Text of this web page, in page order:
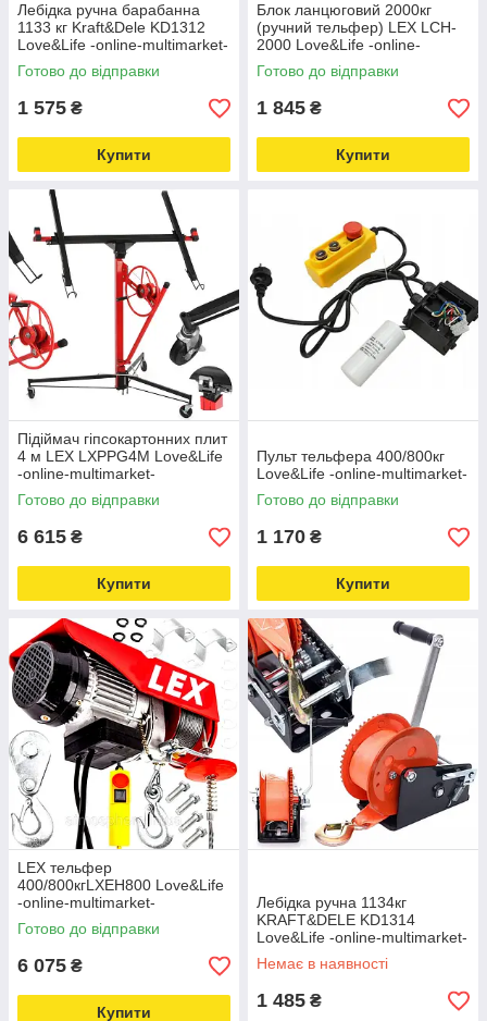
Лебідка ручна барабанна
1133 кг Kraft&Dele KD1312
Love&Life -online-multimarket-
Готово до відправки
1 575 ₴
Купити
Блок ланцюговий 2000кг
(ручний тельфер) LEX LCH-
2000 Love&Life -online-
multimarket-
Готово до відправки
1 845 ₴
Купити
Підіймач гіпсокартонних плит
4 м LEX LXPPG4M Love&Life
-online-multimarket-
Готово до відправки
6 615 ₴
Купити
Пульт тельфера 400/800кг
Love&Life -online-multimarket-
Готово до відправки
1 170 ₴
Купити
LEX тельфер
400/800кгLXEH800 Love&Life
-online-multimarket-
Готово до відправки
6 075 ₴
Купити
Лебідка ручна 1134кг
KRAFT&DELE KD1314
Love&Life -online-multimarket-
Немає в наявності
1 485 ₴